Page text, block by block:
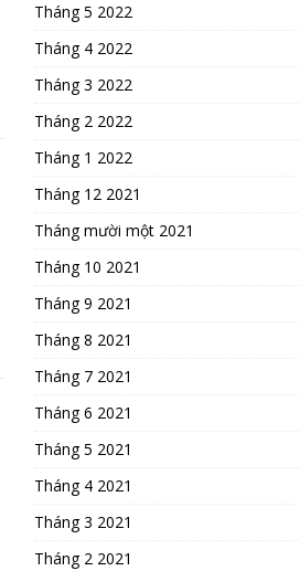
Tháng 5 2022
Tháng 4 2022
Tháng 3 2022
Tháng 2 2022
Tháng 1 2022
Tháng 12 2021
Tháng mười một 2021
Tháng 10 2021
Tháng 9 2021
Tháng 8 2021
Tháng 7 2021
Tháng 6 2021
Tháng 5 2021
Tháng 4 2021
Tháng 3 2021
Tháng 2 2021